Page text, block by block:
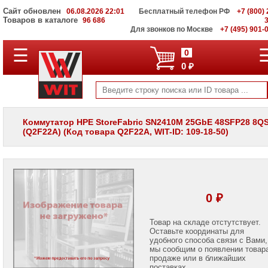
Сайт обновлен 06.08.2026 22:01
Товаров в каталоге 96 686
Бесплатный телефон РФ
+7 (800)
Для звонков по Москве
+7 (495) 901-
ПОЛНЫЙ
КАТАЛОГ
Корпоративные
серверы
WIT
Системы
хранения
VI
и
LCD
панели
Проекторы
лампы
для
☰ 0
0 ₽
Коммутатор HPE StoreFabric SN2410M 25GbE 48SFP28
(Q2F22A) (Код товара Q2F22A, WIT-ID: 109-18-50)
0 ₽
Товар на складе отстутствует.
Оставьте координаты для
удобного способа связи с Вами,
мы сообщим о появлении
продаже или в ближайших